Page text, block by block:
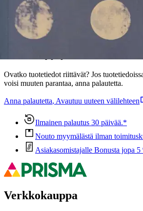
Ominaisuudet
Ovatko tuotetiedot riittävät? Jos
voisi muuten parantaa, anna palautetta.
Anna palautetta, Avautuu uuteen välilehteen
Ilmainen palautus 30 päivää.*
Nouto myymälästä ilman
Asiakasomistajalle Bonusta jopa 5
Verkkokauppa